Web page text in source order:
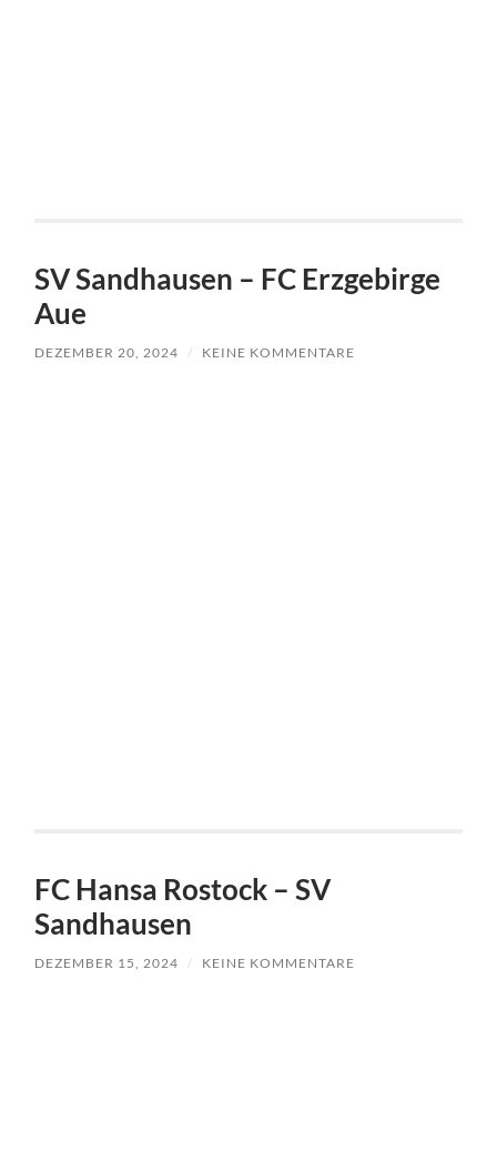
SV Sandhausen – FC Erzgebirge
Aue
DEZEMBER 20, 2024 / KEINE KOMMENTARE
FC Hansa Rostock – SV
Sandhausen
DEZEMBER 15, 2024 / KEINE KOMMENTARE